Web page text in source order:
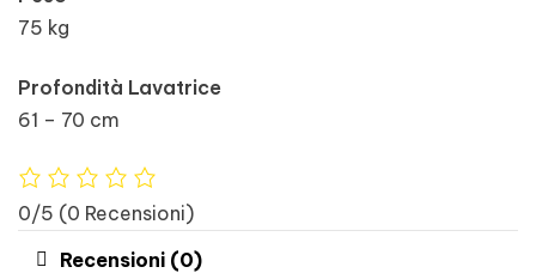
75 kg
Profondità Lavatrice
61 – 70 cm
0/5 (0 Recensioni)
Recensioni (0)